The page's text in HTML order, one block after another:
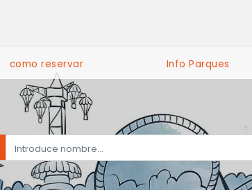
como reservar Info Parques